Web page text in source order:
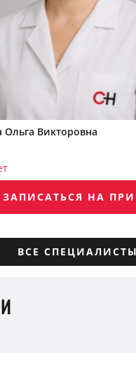
Ольга Викторовна
ЗАПИСАТЬСЯ НА
ВСЕ СПЕЦИАЛИСТЫ